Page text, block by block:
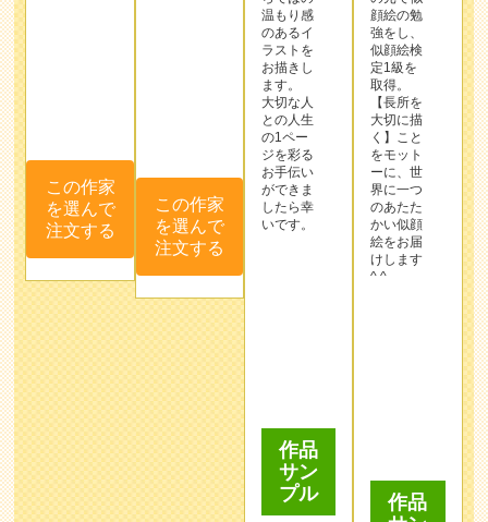
ができま
したら幸
いです。
界に一つ
のあたた
かい似顔
絵をお届
けします
^ ^